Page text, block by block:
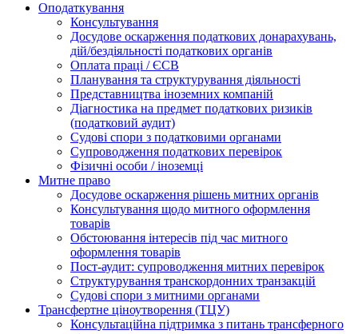
Оподаткування
Консультування
Досудове оскарження податкових донарахувань,
дій/бездіяльності податкових органів
Оплата праці / ЄСВ
Планування та структурування діяльності
Представництва іноземних компаній
Діагностика на предмет податкових ризиків
(податковий аудит)
Судові спори з податковими органами
Супроводження податкових перевірок
Фізичні особи / іноземці
Митне право
Досудове оскарження рішень митних органів
Консультування щодо митного оформлення
товарів
Обстоювання інтересів під час митного
оформлення товарів
Пост-аудит: супроводження митних перевірок
Структурування транскордонних транзакцій
Судові спори з митними органами
Трансфертне ціноутворення (ТЦУ)
Консультаційна підтримка з питань трансферного